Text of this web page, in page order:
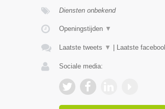
Diensten onbekend
Openingstijden ▼
Laatste tweets ▼ Laatste
Sociale media: